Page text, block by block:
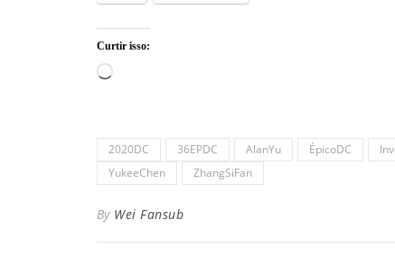
Curtir isso:
Carregando...
2020DC 36EPDC AlanYu ÉpicoDC
YukeeChen
ZhangSiFan
By Wei Fansub